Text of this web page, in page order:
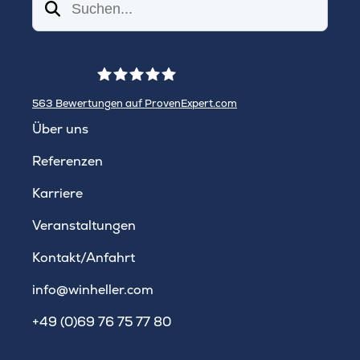
Suchen
563 Bewertungen auf ProvenExpert.com
Über uns
Referenzen
Karriere
Veranstaltungen
Kontakt/Anfahrt
info@winheller.com
+49 (0)69 76 75 77 80